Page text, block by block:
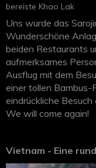
bereiste Khao Lak
Uns wurde das
Wunderschöne
beiden Restaurants
aufmerksames
Ausflug mit dem
einer tollen Bambus-
eindrückliche
We will come again!
Vietnam - Eine